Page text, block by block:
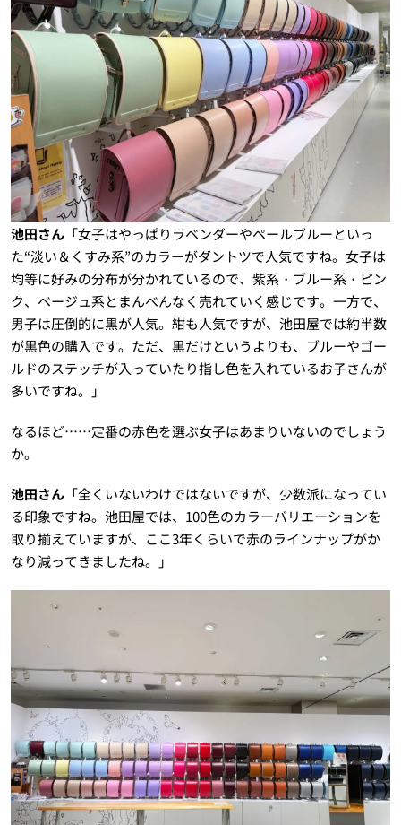
池田さん「女子はやっぱりラベンダーやペールブルーといっ
た“淡い＆くすみ系”のカラーがダントツで人気ですね。女子は
均等に好みの分布が分かれているので、紫系・ブルー系・ピン
ク、ベージュ系とまんべんなく売れていく感じです。一方で、
男子は圧倒的に黒が人気。紺も人気ですが、池田屋では約半数
が黒色の購入です。ただ、黒だけというよりも、ブルーやゴー
ルドのステッチが入っていたり指し色を入れているお子さんが
多いですね。」
なるほど……定番の赤色を選ぶ女子はあまりいないのでしょう
か。
池田さん「全くいないわけではないですが、少数派になってい
る印象ですね。池田屋では、100色のカラーバリエーションを
取り揃えていますが、ここ3年くらいで赤のラインナップがか
なり減ってきましたね。」